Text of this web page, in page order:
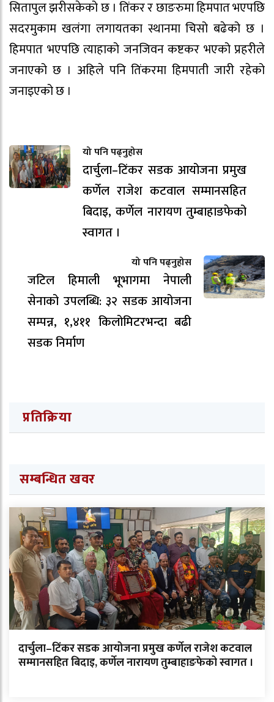
सितापुल झरीसकेको छ । तिंकर र छाङरुमा हिमपात भएपछि
सदरमुकाम खलंगा लगायतका स्थानमा चिसो बढेको छ ।
हिमपात भएपछि त्याहाको जनजिवन कष्टकर भएको प्रहरीले
जनाएको छ । अहिले पनि तिंकरमा हिमपाती जारी रहेको
जनाइएको छ ।
यो पनि पढ्नुहोस
दार्चुला–टिंकर सडक आयोजना प्रमुख
कर्णेल राजेश कटवाल सम्मानसहित
बिदाइ, कर्णेल नारायण तुम्बाहाङफेको
स्वागत ।
यो पनि पढ्नुहोस
जटिल हिमाली भूभागमा नेपाली
सेनाको उपलब्धि: ३२ सडक आयोजना
सम्पन्न, १,४११ किलोमिटरभन्दा बढी
सडक निर्माण
प्रतिक्रिया
सम्बन्धित खवर
दार्चुला–टिंकर सडक आयोजना प्रमुख कर्णेल राजेश कटवाल
सम्मानसहित बिदाइ, कर्णेल नारायण तुम्बाहाङफेको स्वागत ।